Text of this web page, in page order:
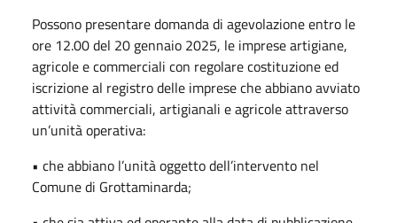
Possono presentare domanda di agevolazione entro le
ore 12.00 del 20 gennaio 2025, le imprese artigiane,
agricole e commerciali con regolare costituzione ed
iscrizione al registro delle imprese che abbiano avviato
attività commerciali, artigianali e agricole attraverso
un’unità operativa:
• che abbiano l’unità oggetto dell’intervento nel
Comune di Grottaminarda;